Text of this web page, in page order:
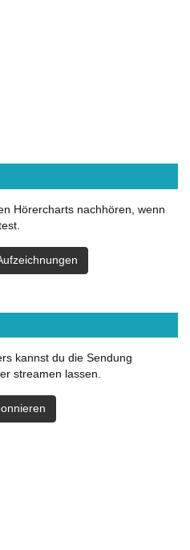
Hörercharts nachhören, wenn
kannst du die Sendung
streamen lassen.